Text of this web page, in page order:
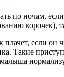
по ночам,
если он
Такие